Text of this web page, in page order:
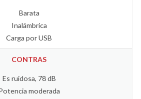
Barata
Inalámbrica
Carga por USB
CONTRAS
Es ruidosa, 78 dB
moderada